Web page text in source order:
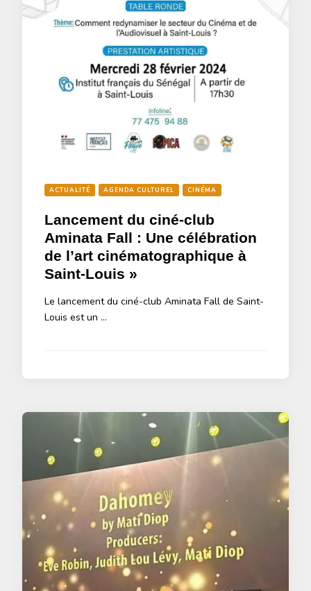
ACTUALITÉ AGENDA CULTUREL CINÉMA
Lancement du ciné-club
Aminata Fall : Une célébration
de l’art cinématographique à
Saint-Louis »
Le lancement du ciné-club Aminata Fall de Saint-
Louis est un …